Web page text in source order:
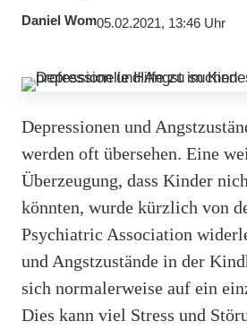
Daniel Wom05.02.2021, 13:46 Uhr
Depressionen und
werden oft übersehen. Eine
Überzeugung, dass Kinder
könnten, wurde kürzlich von
Psychiatric Association
und Angstzustände in der
sich normalerweise auf ein
Dies kann viel Stress und